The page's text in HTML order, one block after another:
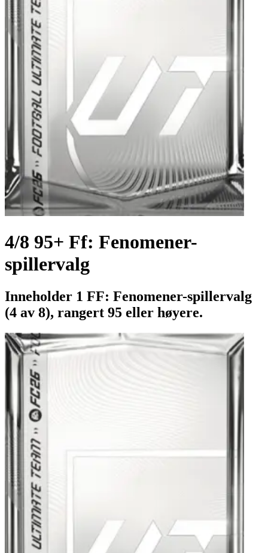
4/8 95+ Ff: Fenomener-
spillervalg
Inneholder 1 FF: Fenomener-spillervalg
(4 av 8), rangert 95 eller høyere.